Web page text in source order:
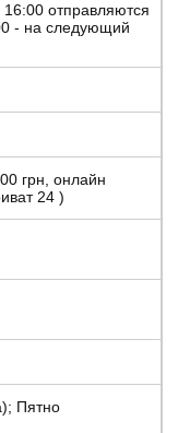
отправляются
- на следующий
грн, онлайн
24 )
Пятно